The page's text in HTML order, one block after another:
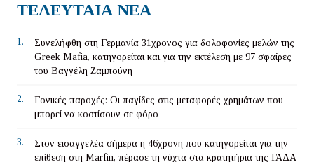
ΤΕΛΕΥΤΑΙΑ ΝΕΑ
1.
Συνελήφθη στη Γερμανία 31χρονος για δολοφονίες μελών της
Greek Mafia, κατηγορείται και για την εκτέλεση με 97 σφαίρες
του Βαγγέλη Ζαμπούνη
2.
Γονικές παροχές: Οι παγίδες στις μεταφορές χρημάτων που
μπορεί να κοστίσουν σε φόρο
3.
Στον εισαγγελέα σήμερα η 46χρονη που κατηγορείται για την
επίθεση στη Marfin, πέρασε τη νύχτα στα κρατητήρια της ΓΑΔΑ